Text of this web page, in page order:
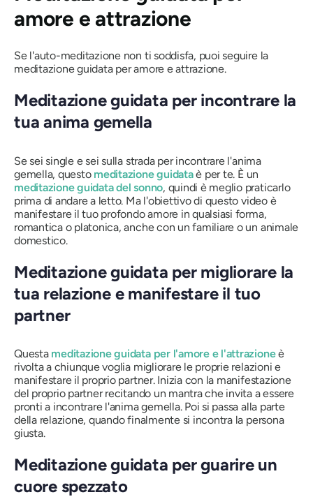
amore e attrazione
Se l'auto-meditazione non ti soddisfa, puoi seguire la
meditazione guidata per amore e attrazione.
Meditazione guidata per incontrare la
tua anima gemella
Se sei single e sei sulla strada per incontrare l'anima
gemella, questo meditazione guidataè per te. È un
meditazione guidata del sonno, quindi è meglio praticarlo
prima di andare a letto. Ma l'obiettivo di questo video è
manifestare il tuo profondo amore in qualsiasi forma,
romantica o platonica, anche con un familiare o un animale
domestico.
Meditazione guidata per migliorare la
tua relazione e manifestare il tuo
partner
Questa meditazione guidata per l'amore e l'attrazioneè
rivolta a chiunque voglia migliorare le proprie relazioni e
manifestare il proprio partner. Inizia con la manifestazione
del proprio partner recitando un mantra che invita a essere
pronti a incontrare l'anima gemella. Poi si passa alla parte
della relazione, quando finalmente si incontra la persona
giusta.
Meditazione guidata per guarire un
cuore spezzato